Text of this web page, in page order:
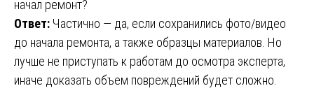
начал ремонт?
Ответ: Частично — да, если сохранились фото/видео
до начала ремонта, а также образцы материалов. Но
лучше не приступать к работам до осмотра эксперта,
иначе доказать объем повреждений будет сложно.